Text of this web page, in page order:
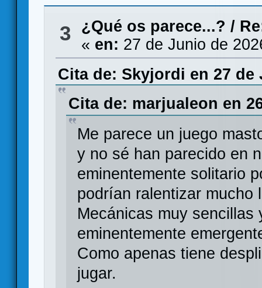
3 ¿Qué os parece...? /
« en: 27 de Junio de
Cita de: Skyjordi en 27 de
Cita de: marjualeon en
Me parece un juego
y no sé han parecido en
eminentemente solitario
podrían ralentizar mucho
Mecánicas muy sencillas
eminentemente
Como apenas tiene
jugar.